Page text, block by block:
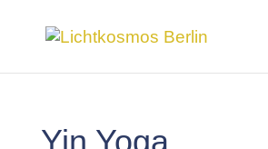
Yin Yoga